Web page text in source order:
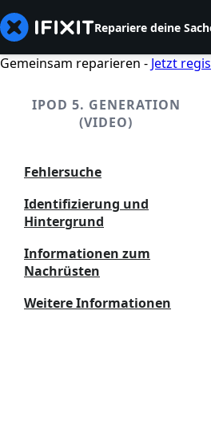
Repariere deine
Gemeinsam reparieren - Jetzt
IPOD 5. GENERATION
(VIDEO)
Fehlersuche
Identifizierung und
Hintergrund
Informationen zum
Nachrüsten
Weitere Informationen